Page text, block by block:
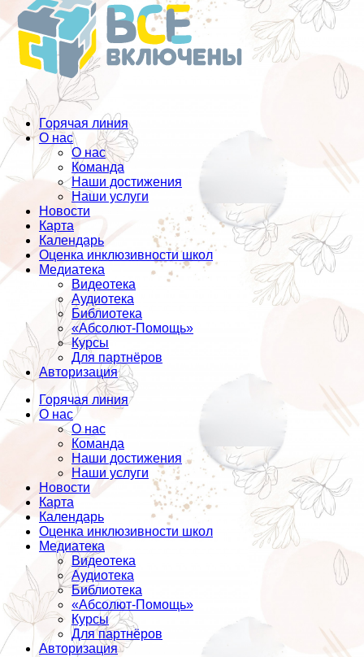
Горячая линия
О нас
О нас
Команда
Наши достижения
Наши услуги
Новости
Карта
Календарь
Оценка инклюзивности школ
Медиатека
Видеотека
Аудиотека
Библиотека
«Абсолют-Помощь»
Курсы
Для партнёров
Авторизация
Горячая линия
О нас
О нас
Команда
Наши достижения
Наши услуги
Новости
Карта
Календарь
Оценка инклюзивности школ
Медиатека
Видеотека
Аудиотека
Библиотека
«Абсолют-Помощь»
Курсы
Для партнёров
Авторизация